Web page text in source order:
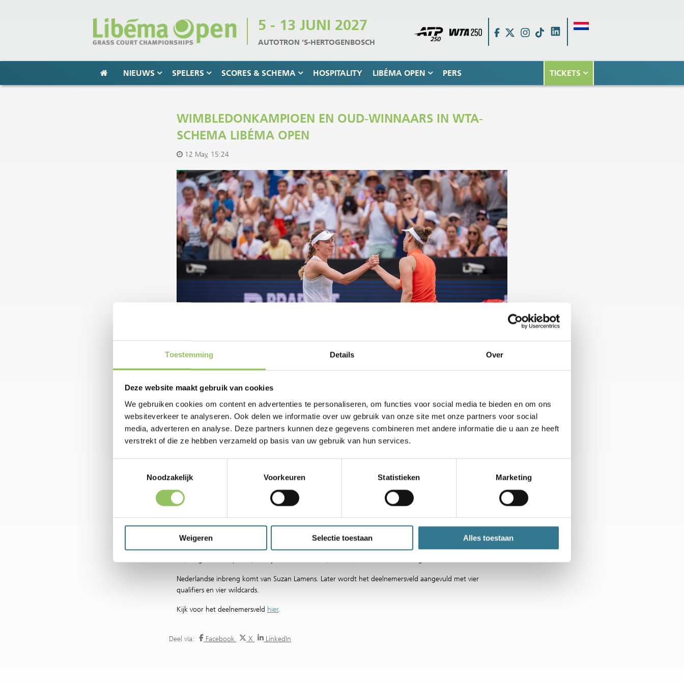
Toestemming Details Over
Deze website maakt gebruik van cookies
We gebruiken cookies om content en advertenties te personaliseren, om functies voor social media te bieden en om ons
websiteverkeer te analyseren. Ook delen we informatie over uw gebruik van onze site met onze partners voor social
media, adverteren en analyse. Deze partners kunnen deze gegevens combineren met andere informatie die u aan ze heeft
verstrekt of die ze hebben verzameld op basis van uw gebruik van hun services.
Noodzakelijk
Voorkeuren Statistieken Marketing
Weigeren Selectie toestaan Alles toestaan
5 - 13 JUNI 2027
AUTOTRON 'S-HERTOGENBOSCH
NIEUWS SPELERS SCORES & SCHEMA HOSPITALITY LIBÉMA OPEN PERS TICKETS
WIMBLEDONKAMPIOEN EN OUD-WINNAARS IN WTA-
SCHEMA LIBÉMA OPEN
12 May, 15:24
Libéma Open verwelkomt van 6-14 juni in het vrouwenenkelspel meerdere oud-winnaars en in de persoon
van Barbora Krejcikova een Wimbledonkampioen. De Tsjechische was in 2024 de beste op het heilige gras
van Londen.
de titel in het enkelspel.
De Deense Clara Tauson (WTA-18) is, na Alexandrova, de tweede top20-speelster die naar het Brabantse
gras komt. De Australische Maya Joint (WTA-34), voormalig nummer acht van de wereld Emma Navarro
(WTA-35), toptalent Sara Bejlek (WTA-37), rijzende ster Anastasia Potapova (WTA-38) en opkomende
Janice Tjen (WTA-40) completeren de top40.
Finaliste van vorig jaar Elena-Gabriela Ruse (WTA-67) is ook weer van de partij. Dayana Yastremska (WTA-
Nederlandse inbreng komt van Suzan Lamens. Later wordt het deelnemersveld aangevuld met vier
qualifiers en vier wildcards.
Kijk voor het deelnemersveld hier.
Deel via: Facebook X LinkedIn